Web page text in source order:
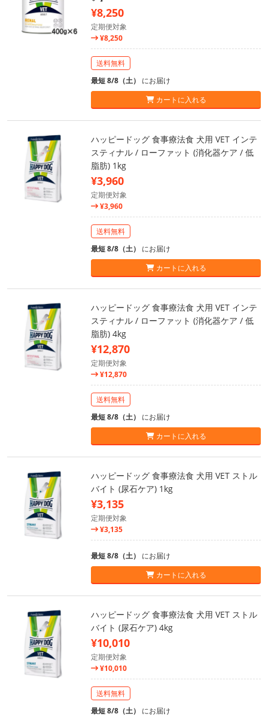
¥8,250
定期便対象
¥8,250
送料無料
最短 8/8（土） にお届け
カートに入れる
ハッピードッグ 食事療法食 犬用 VET インテ
スティナル / ローファット (消化器ケア / 低
脂肪) 1kg
¥3,960
定期便対象
¥3,960
送料無料
最短 8/8（土） にお届け
カートに入れる
ハッピードッグ 食事療法食 犬用 VET インテ
スティナル / ローファット (消化器ケア / 低
脂肪) 4kg
¥12,870
定期便対象
¥12,870
送料無料
最短 8/8（土） にお届け
カートに入れる
ハッピードッグ 食事療法食 犬用 VET ストル
バイト (尿石ケア) 1kg
¥3,135
定期便対象
¥3,135
最短 8/8（土） にお届け
カートに入れる
ハッピードッグ 食事療法食 犬用 VET ストル
バイト (尿石ケア) 4kg
¥10,010
定期便対象
¥10,010
送料無料
最短 8/8（土） にお届け